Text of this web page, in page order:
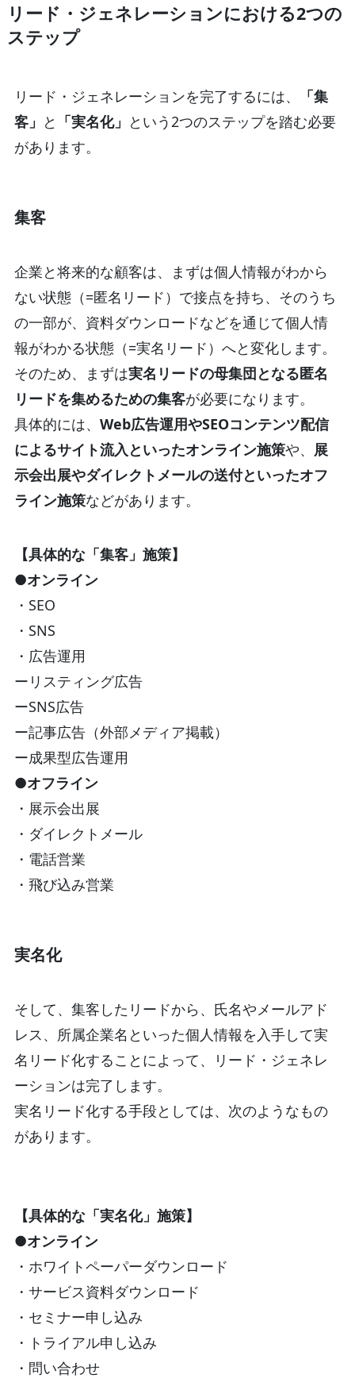
リード・ジェネレーションにおける2つの
ステップ
リード・ジェネレーションを完了するには、
「集
客」 と 「実名化」 という2つのステップを踏む必要
があります。
集客
企業と将来的な顧客は、まずは個人情報がわから
ない状態（=匿名リード）で接点を持ち、そのうち
の一部が、資料ダウンロードなどを通じて個人情
報がわかる状態（=実名リード）へと変化します。
そのため、まずは実名リードの母集団となる匿名
リードを集めるための集客が必要になります。
具体的には、 Web広告運用やSEOコンテンツ配信
によるサイト流入といったオンライン施策や、 展
示会出展やダイレクトメールの送付といったオフ
ライン施策などがあります。
【具体的な「集客」施策】
●オンライン
・SEO
・SNS
・広告運用
ーリスティング広告
ーSNS広告
ー記事広告（外部メディア掲載）
ー成果型広告運用
●オフライン
・展示会出展
・ダイレクトメール
・電話営業
・飛び込み営業
実名化
そして、集客したリードから、氏名やメールアド
レス、所属企業名といった個人情報を入手して実
名リード化することによって、リード・ジェネレ
ーションは完了します。
実名リード化する手段としては、次のようなもの
があります。
【具体的な「実名化」施策】
●オンライン
・ホワイトペーパーダウンロード
・サービス資料ダウンロード
・セミナー申し込み
・トライアル申し込み
・問い合わせ